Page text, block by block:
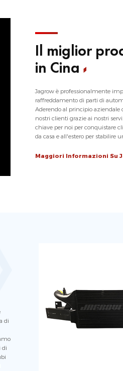
Il miglior
in Cina
Jagrow è professionalmente
raffreddamento di parti di
Aderendo al principio aziendale
nostri clienti grazie ai nostri
chiave per noi per conquistare
da casa e all'estero per stabilire
Maggiori Informazioni Su
di
di